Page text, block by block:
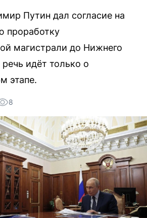
Путин дал согласие на
проработку
магистрали до Нижнего
идёт только о
этапе.
8